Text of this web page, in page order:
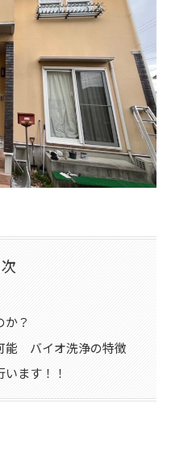
？
能 バイオ洗浄の特徴
ます！！